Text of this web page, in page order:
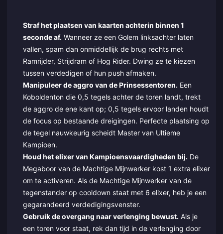
Straf het plaatsen van kaarten achterin binnen 1
seconde af. Wanneer ze een Golem linksachter laten
vallen, spam dan onmiddellijk de brug rechts met
Ramrijder, Strijdram of Hog Rider. Dwing ze te kiezen
tussen verdedigen of hun push afmaken.
Manipuleer de aggro van de Prinsessentoren. Een
Koboldenton die 0,5 tegels achter de toren landt, trekt
de aggro de ene kant op; 0,5 tegels ervoor landen houdt
de focus op bestaande dreigingen. Perfecte plaatsing op
de tegel nauwkeurig scheidt Master van Ultieme
Kampioen.
Houd het elixer van Kampioensvaardigheden bij. De
Megaboor van de Machtige Mijnwerker kost 1 extra elixer
om te activeren. Als de Machtige Mijnwerker van de
tegenstander op cooldown staat met 6 elixer, heb je een
gegarandeerd verdedigingsvenster.
Gebruik de overgang naar verlenging bewust. Als je
een toren voor staat, rek dan tijd in de verlenging door